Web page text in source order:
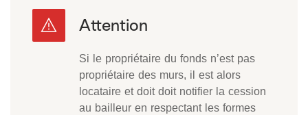
Si le propriétaire du fonds n’est pas
propriétaire des murs, il est alors
locataire et doit doit notifier la cession
au bailleur en respectant les formes